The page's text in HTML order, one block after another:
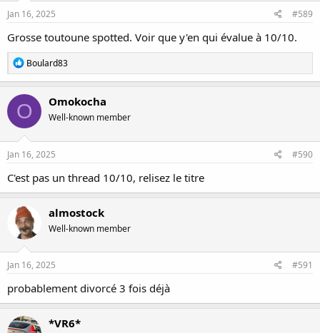
s
Jan 16, 2025 #589
Grosse toutoune spotted. Voir que y'en qui évalue à 10/10.
R
e
a
c
t
i
o
n
s
Boulard83
O Omokocha
Well-known member
Jan 16, 2025 #590
C'est pas un thread 10/10, relisez le titre
almostock
Well-known member
Jan 16, 2025 #591
probablement divorcé 3 fois déjà
*VR6*